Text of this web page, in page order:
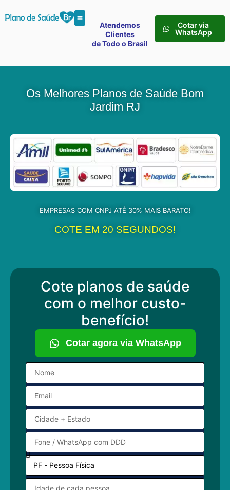
Atendemos
Clientes
de Todo o Brasil
Cotar via
WhatsApp
Os Melhores Planos de Saúde Bom
Jardim RJ
EMPRESAS COM CNPJ ATÉ 30% MAIS BARATO!
COTE EM 20 SEGUNDOS!
Cote planos de saúde
com o melhor custo-
benefício!
Cotar agora via WhatsApp